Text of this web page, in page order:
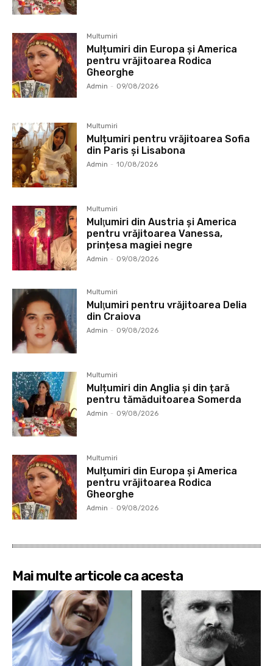
Multumiri
Mulțumiri din Europa și America
pentru vrăjitoarea Rodica
Gheorghe
Admin - 09/08/2026
Multumiri
Mulțumiri pentru vrăjitoarea Sofia
din Paris și Lisabona
Admin - 10/08/2026
Multumiri
Mulţumiri din Austria și America
pentru vrăjitoarea Vanessa,
prințesa magiei negre
Admin - 09/08/2026
Multumiri
Mulţumiri pentru vrăjitoarea Delia
din Craiova
Admin - 09/08/2026
Multumiri
Mulțumiri din Anglia și din țară
pentru tămăduitoarea Somerda
Admin - 09/08/2026
Multumiri
Mulțumiri din Europa și America
pentru vrăjitoarea Rodica
Gheorghe
Admin - 09/08/2026
Mai multe articole ca acesta